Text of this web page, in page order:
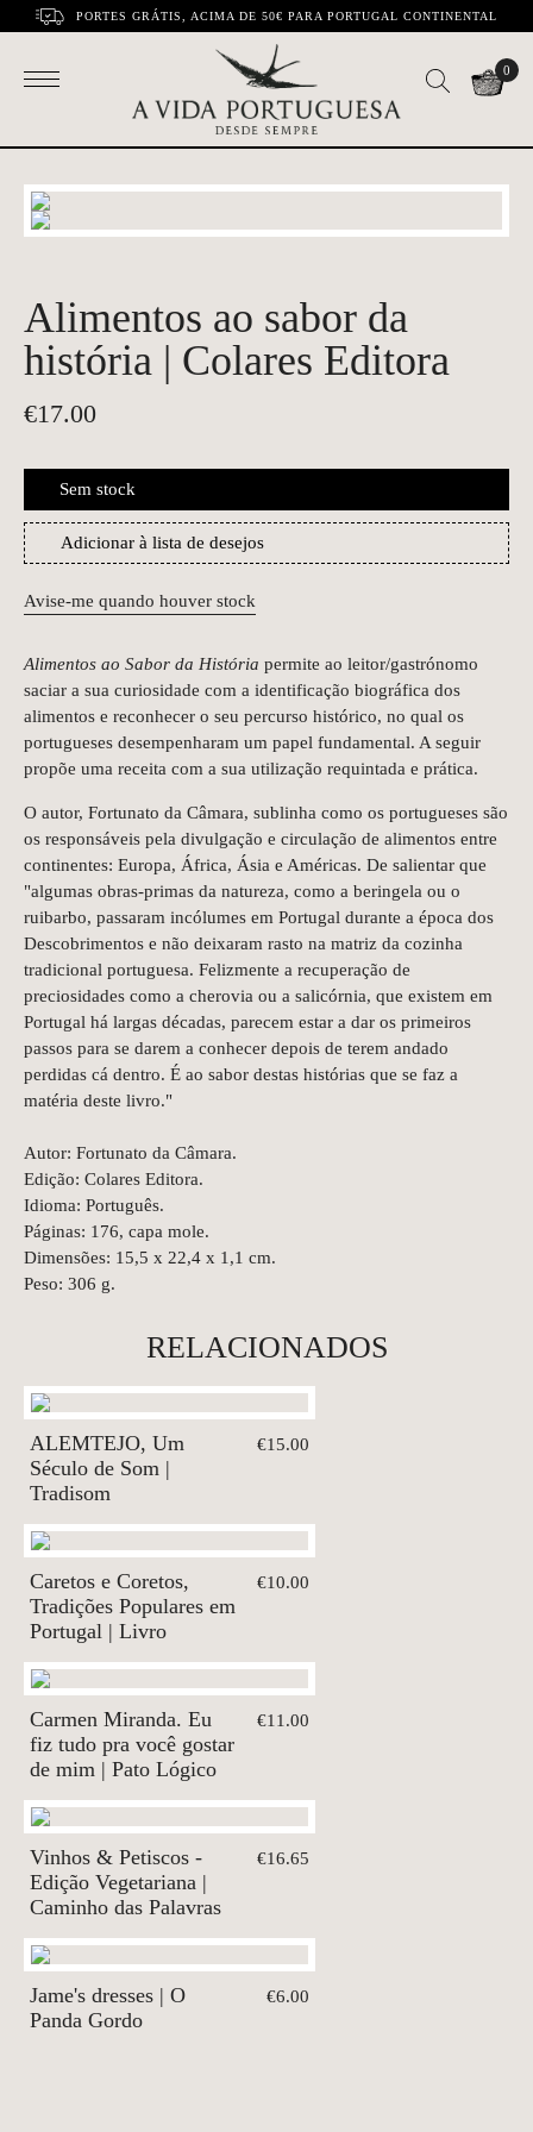
PORTES GRÁTIS, ACIMA DE 50€ PARA PORTUGAL CONTINENTAL
0
Alimentos ao sabor da
história | Colares Editora
€17.00
Sem stock
Adicionar à lista de desejos
Avise-me quando houver stock
Alimentos ao Sabor da História permite ao leitor/gastrónomo
saciar a sua curiosidade com a identificação biográfica dos
alimentos e reconhecer o seu percurso histórico, no qual os
portugueses desempenharam um papel fundamental. A seguir
propõe uma receita com a sua utilização requintada e prática.
O autor, Fortunato da Câmara, sublinha como os portugueses são
os responsáveis pela divulgação e circulação de alimentos entre
continentes: Europa, África, Ásia e Américas. De salientar que
"algumas obras-primas da natureza, como a beringela ou o
ruibarbo, passaram incólumes em Portugal durante a época dos
Descobrimentos e não deixaram rasto na matriz da cozinha
tradicional portuguesa. Felizmente a recuperação de
preciosidades como a cherovia ou a salicórnia, que existem em
Portugal há largas décadas, parecem estar a dar os primeiros
passos para se darem a conhecer depois de terem andado
perdidas cá dentro. É ao sabor destas histórias que se faz a
matéria deste livro."
Autor: Fortunato da Câmara.
Edição: Colares Editora.
Idioma: Português.
Páginas: 176, capa mole.
Dimensões: 15,5 x 22,4 x 1,1 cm.
Peso: 306 g.
RELACIONADOS
ALEMTEJO, Um
Século de Som |
Tradisom
€15.00
Caretos e Coretos,
Tradições Populares em
Portugal | Livro
€10.00
Carmen Miranda. Eu
fiz tudo pra você gostar
de mim | Pato Lógico
€11.00
Vinhos & Petiscos -
Edição Vegetariana |
Caminho das Palavras
€16.65
Jame's dresses | O
Panda Gordo
€6.00